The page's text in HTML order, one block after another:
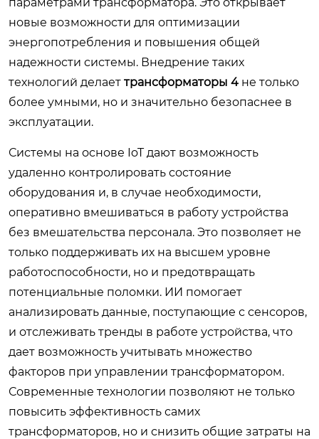
новые возможности для оптимизации
энергопотребления и повышения общей
надежности системы. Внедрение таких
технологий делает трансформаторы 4 не только
более умными, но и значительно безопаснее в
эксплуатации.
Системы на основе IoT дают возможность
удаленно контролировать состояние
оборудования и, в случае необходимости,
оперативно вмешиваться в работу устройства
без вмешательства персонала. Это позволяет не
только поддерживать их на высшем уровне
работоспособности, но и предотвращать
потенциальные поломки. ИИ помогает
анализировать данные, поступающие с сенсоров,
и отслеживать тренды в работе устройства, что
дает возможность учитывать множество
факторов при управлении трансформатором.
Современные технологии позволяют не только
повысить эффективность самих
трансформаторов, но и снизить общие затраты на